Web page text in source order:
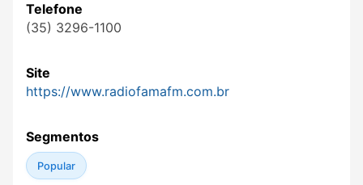
Telefone
(35) 3296-1100
Site
https://www.radiofamafm.com.br
Segmentos
Popular